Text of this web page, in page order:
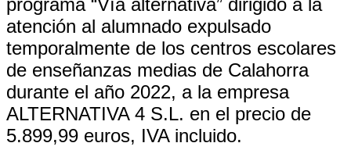
programa “Vía alternativa” dirigido a la
atención al alumnado expulsado
temporalmente de los centros escolares
de enseñanzas medias de Calahorra
durante el año 2022, a la empresa
ALTERNATIVA 4 S.L. en el precio de
5.899,99 euros, IVA incluido.